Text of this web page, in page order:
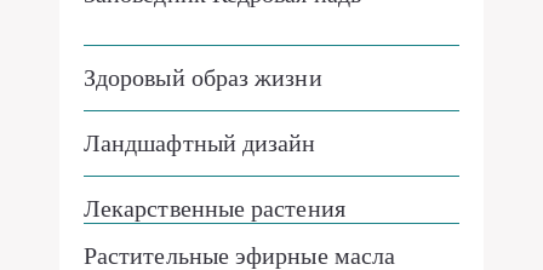
Здоровый образ жизни
Ландшафтный дизайн
Лекарственные растения
Растительные эфирные масла